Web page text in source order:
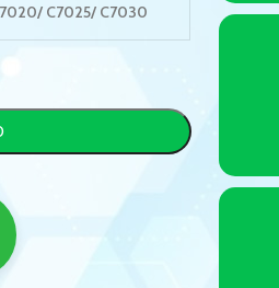
C7025/ C7030